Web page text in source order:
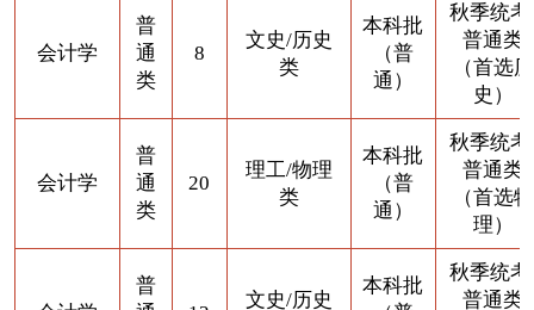
会计学
普
通
类
8
文史/历史
类
本科批
（普
通）
秋季统
普通类
（首选历
史）
会计学
普
通
类
20
理工/物理
类
本科批
（普
通）
秋季统
普通类
（首选物
理）
普
文史/历史
本科批
秋季统
普通类